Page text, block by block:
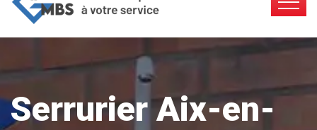
Serrurier Aix-en-